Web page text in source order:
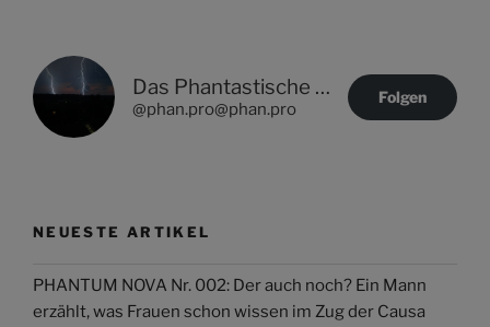
Das Phantastische Projekt - PHAN.PRO
@phan.pro@phan.pro
Folgen
NEUESTE ARTIKEL
PHANTUM NOVA Nr. 002: Der auch noch? Ein Mann
erzählt, was Frauen schon wissen im Zug der Causa